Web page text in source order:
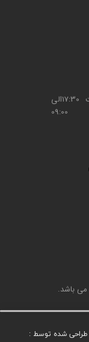
شنبه تا چهارشنبه از ساعت 17:30الی
09:00
می باشد.
طراحی شده توسط :